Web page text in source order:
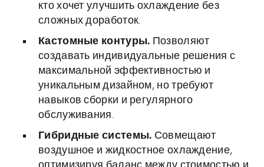
кто хочет улучшить охлаждение без
сложных доработок.
Кастомные контуры. Позволяют
создавать индивидуальные решения с
максимальной эффективностью и
уникальным дизайном, но требуют
навыков сборки и регулярного
обслуживания.
Гибридные системы. Совмещают
воздушное и жидкостное охлаждение,